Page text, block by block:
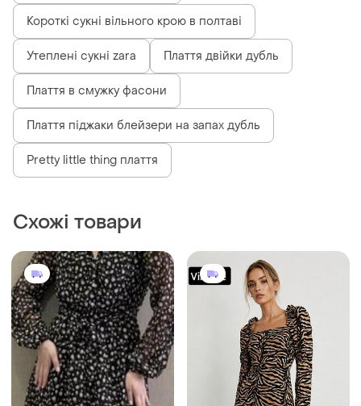
Короткі сукні вільного крою в полтаві
Утеплені сукні zara Плаття двійки дубль
Плаття в смужку фасони
Плаття піджаки блейзери на запах дубль
Pretty little thing плаття
Схожі товари